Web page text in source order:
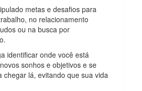
metas e desafios para
no relacionamento
ou na busca por
identificar onde você está
sonhos e objetivos e se
chegar lá, evitando que sua vida